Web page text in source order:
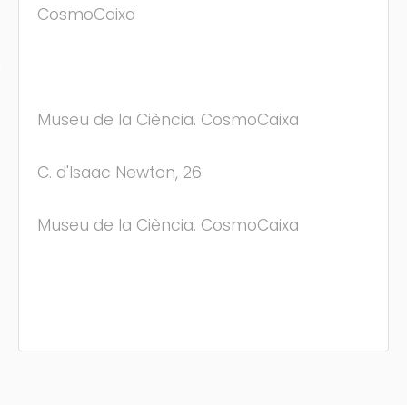
CosmoCaixa
Museu de la Ciència. CosmoCaixa
C. d'Isaac Newton, 26
Museu de la Ciència. CosmoCaixa